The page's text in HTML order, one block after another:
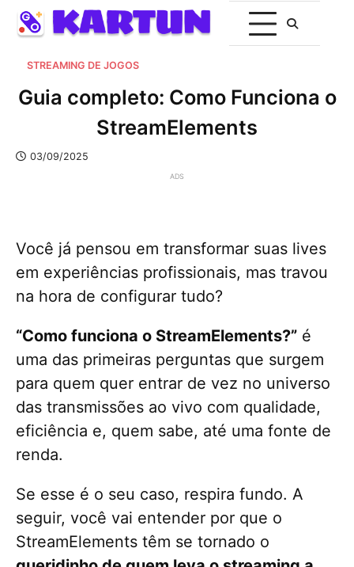
STREAMING DE JOGOS
Guia completo: Como Funciona o
StreamElements
03/09/2025
ADS
Você já pensou em transformar suas lives
em experiências profissionais, mas travou
na hora de configurar tudo?
“Como funciona o StreamElements?” é
uma das primeiras perguntas que surgem
para quem quer entrar de vez no universo
das transmissões ao vivo com qualidade,
eficiência e, quem sabe, até uma fonte de
renda.
Se esse é o seu caso, respira fundo. A
seguir, você vai entender por que o
StreamElements têm se tornado o